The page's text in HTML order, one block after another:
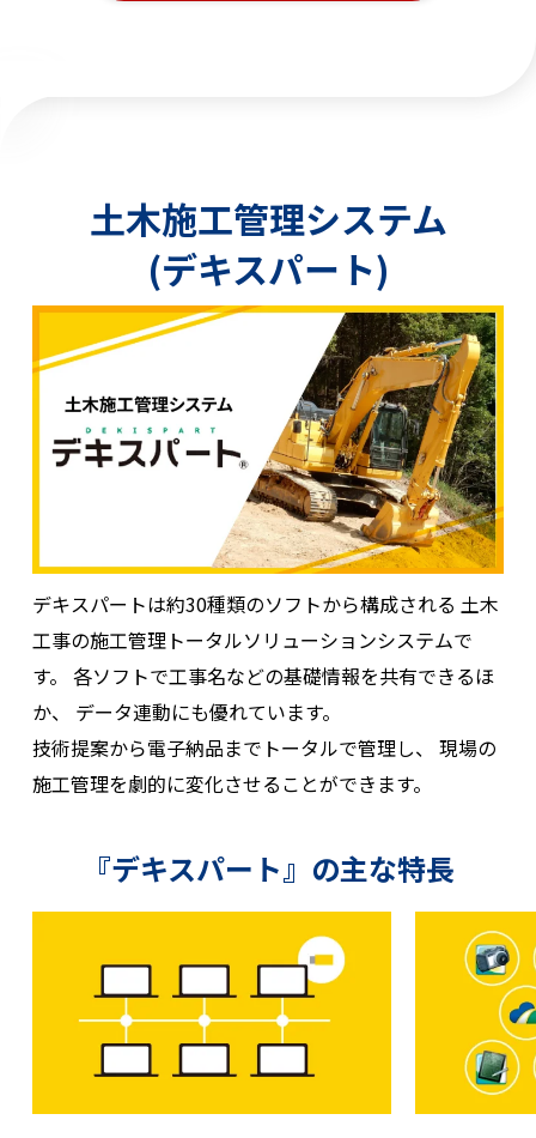
土木施工管理システム
(デキスパート)
デキスパートは約30種類のソフトから構成される 土木
工事の施工管理トータルソリューションシステムで
す。 各ソフトで工事名などの基礎情報を共有できるほ
か、
データ連動にも優れています。
技術提案から電子納品までトータルで管理し、 現場の
施工管理を劇的に変化させることができます。
『デキスパート』の主な特長